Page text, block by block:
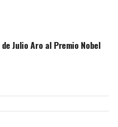
Julio Aro al Premio Nobel